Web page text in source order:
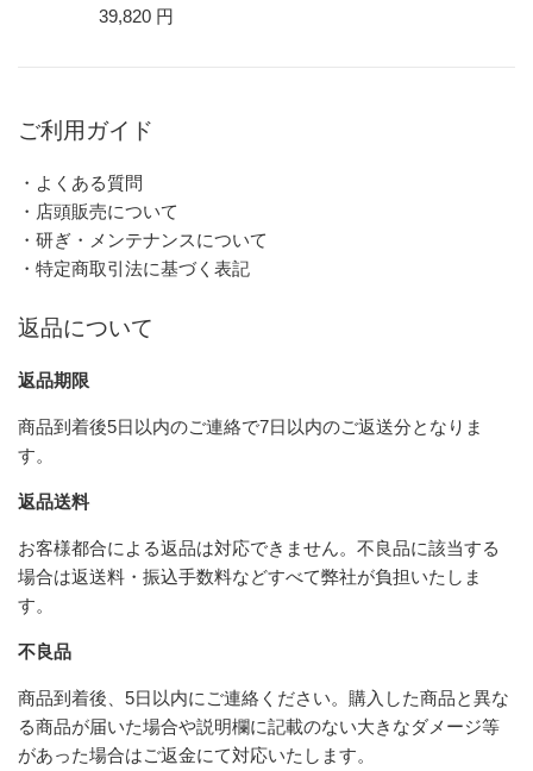
39,820 円
ご利用ガイド
・よくある質問
・店頭販売について
・研ぎ・メンテナンスについて
・特定商取引法に基づく表記
返品について
返品期限
商品到着後5日以内のご連絡で7日以内のご返送分となりま
す。
返品送料
お客様都合による返品は対応できません。不良品に該当する
場合は返送料・振込手数料などすべて弊社が負担いたしま
す。
不良品
商品到着後、5日以内にご連絡ください。購入した商品と異な
る商品が届いた場合や説明欄に記載のない大きなダメージ等
があった場合はご返金にて対応いたします。